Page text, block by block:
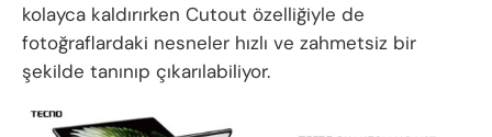
kolayca kaldırırken Cutout özelliğiyle de
fotoğraflardaki nesneler hızlı ve zahmetsiz bir
şekilde tanınıp çıkarılabiliyor.